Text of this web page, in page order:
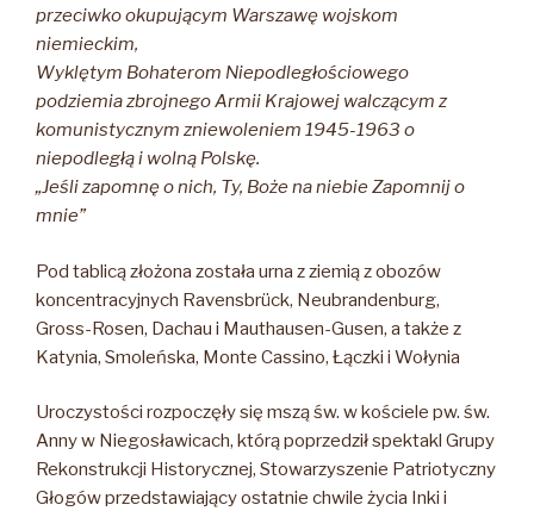
przeciwko okupującym Warszawę wojskom
niemieckim,
Wyklętym Bohaterom Niepodległościowego
podziemia zbrojnego Armii Krajowej walczącym z
komunistycznym zniewoleniem 1945-1963 o
niepodległą i wolną Polskę.
„Jeśli zapomnę o nich, Ty, Boże na niebie Zapomnij o
mnie”
Pod tablicą złożona została urna z ziemią z obozów
koncentracyjnych Ravensbrück, Neubrandenburg,
Gross-Rosen, Dachau i Mauthausen-Gusen, a także z
Katynia, Smoleńska, Monte Cassino, Łączki i Wołynia
Uroczystości rozpoczęły się mszą św. w kościele pw. św.
Anny w Niegosławicach, którą poprzedził spektakl Grupy
Rekonstrukcji Historycznej, Stowarzyszenie Patriotyczny
Głogów przedstawiający ostatnie chwile życia Inki i